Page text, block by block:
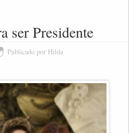
ser Presidente
Publicado por Hilda